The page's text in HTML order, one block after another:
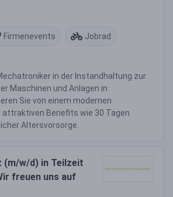
Firmenevents Jobrad
in der Instandhaltung zur
Maschinen und Anlagen in
Sie von einem modernen
Benefits wie 30 Tagen
Altersvorsorge.
w/d) in Teilzeit
freuen uns auf